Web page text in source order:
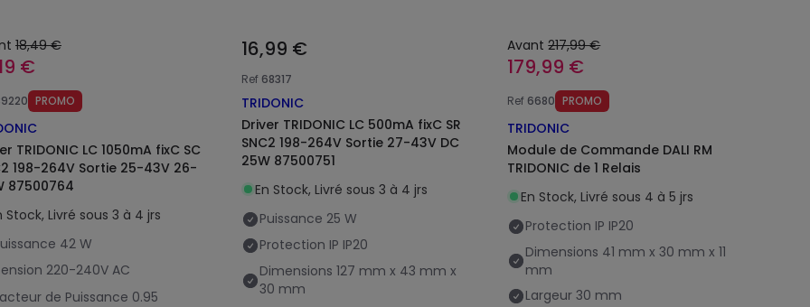
18,49 €
€
PROMO
TRIDONIC LC 1050mA fixC SC
198-264V Sortie 25-43V 26-
87500764
Stock, Livré sous 3 à 4 jrs
42 W
220-240V AC
de Puissance 0.95
16,99 €
Ref 68317
TRIDONIC
Driver TRIDONIC LC 500mA fixC SR
SNC2 198-264V Sortie 27-43V DC
25W 87500751
En Stock, Livré sous 3 à 4 jrs
Puissance 25 W
Protection IP IP20
Dimensions 127 mm x 43 mm x
30 mm
Avant 217,99 €
179,99 €
Ref 6680 PROMO
TRIDONIC
Module de Commande DALI RM
TRIDONIC de 1 Relais
En Stock, Livré sous 4 à 5 jrs
Protection IP IP20
Dimensions 41 mm x 30 mm x 11
mm
Largeur 30 mm